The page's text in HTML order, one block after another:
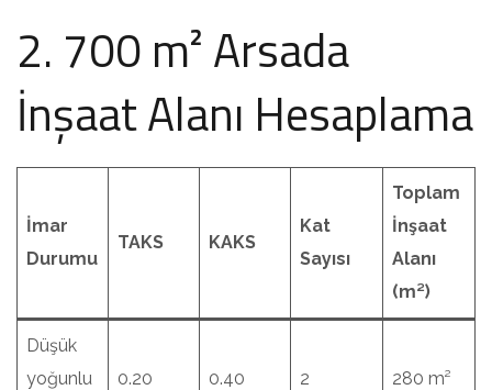
2. 700 m² Arsada
İnşaat Alanı Hesaplama
İmar
Durumu
TAKS KAKS
Kat
Sayısı
Toplam
İnşaat
Alanı
(m²)
Düşük
yoğunlu
0.20 0.40 2 280 m²